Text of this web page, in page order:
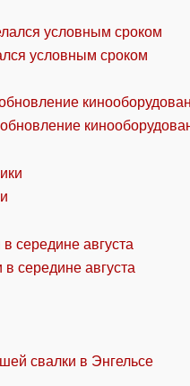
условным сроком
середине августа
свалки в Энгельсе